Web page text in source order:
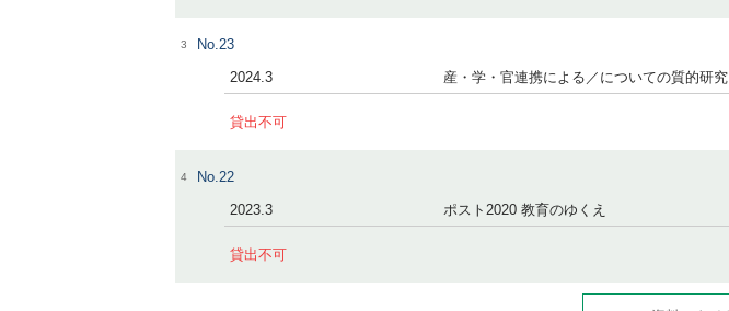
3
No.23
2024.3
産・学・官連携による／についての質的研究
貸出不可
4
No.22
2023.3
ポスト2020 教育のゆくえ
貸出不可